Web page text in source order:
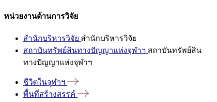
หน่วยงานด้านการวิจัย
สำนักบริหารวิจัย สำนักบริหารวิจัย
สถาบันทรัพย์สินทางปัญญาแห่งจุฬาฯ สถาบันทรัพย์สิน
ทางปัญญาแห่งจุฬาฯ
ชีวิตในจุฬาฯ
พื้นที่สร้างสรรค์